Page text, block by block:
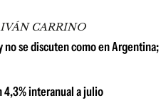
CARRINO
no se discuten como en
4,3% interanual a julio